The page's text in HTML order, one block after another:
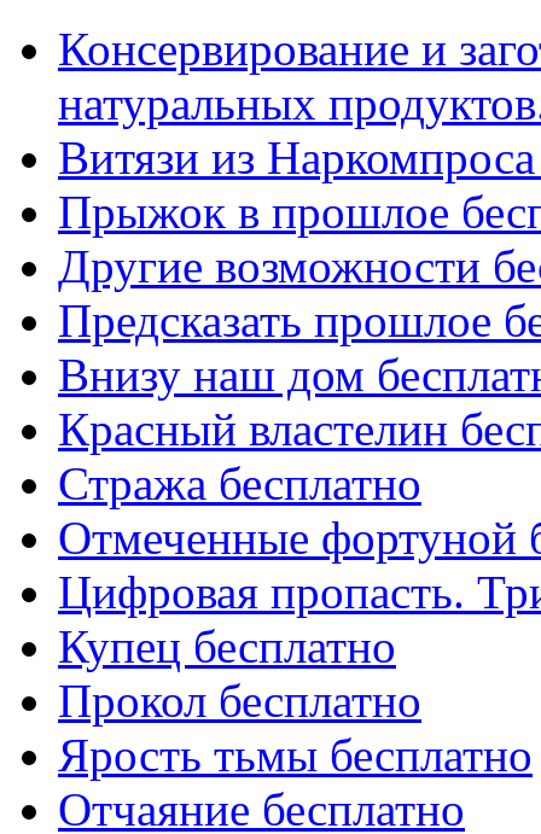
Консервирование и
натуральных
Витязи из
Прыжок в прошлое
Другие возможности
Предсказать прошлое
Внизу наш дом
Красный властелин
Стража бесплатно
Отмеченные фортуной
Цифровая пропасть.
Купец бесплатно
Прокол бесплатно
Ярость тьмы бесплатно
Отчаяние бесплатно